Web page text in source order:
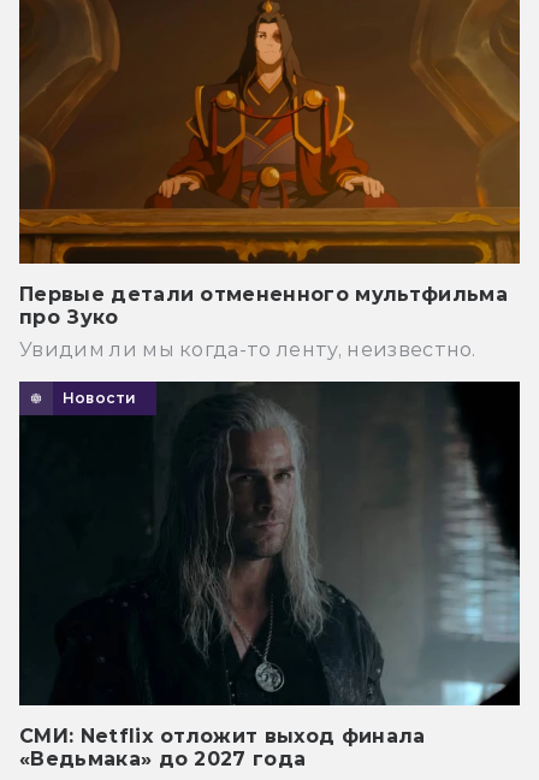
Первые детали отмененного мультфильма
про Зуко
Увидим ли мы когда-то ленту, неизвестно.
Новости
СМИ: Netflix отложит выход финала
«Ведьмака» до 2027 года